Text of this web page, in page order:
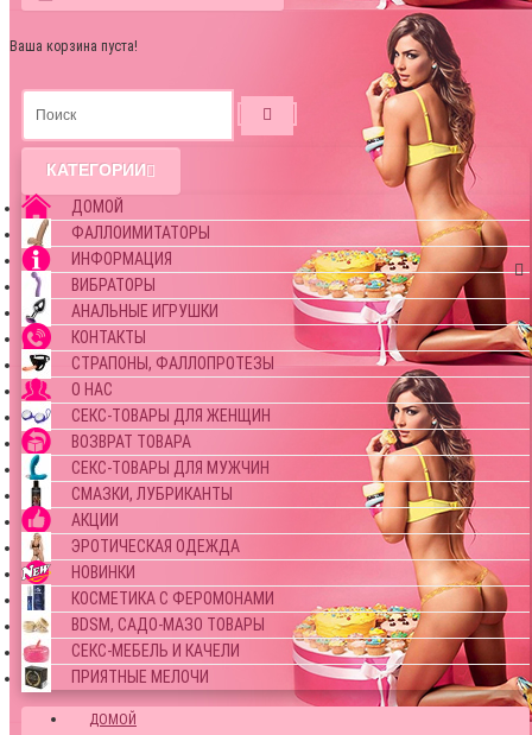
Ваша корзина пуста!
КАТЕГОРИИ
ДОМОЙ
ФАЛЛОИМИТАТОРЫ
ИНФОРМАЦИЯ
ВИБРАТОРЫ
АНАЛЬНЫЕ ИГРУШКИ
КОНТАКТЫ
СТРАПОНЫ, ФАЛЛОПРОТЕЗЫ
О НАС
СЕКС-ТОВАРЫ ДЛЯ ЖЕНЩИН
ВОЗВРАТ ТОВАРА
СЕКС-ТОВАРЫ ДЛЯ МУЖЧИН
СМАЗКИ, ЛУБРИКАНТЫ
АКЦИИ
ЭРОТИЧЕСКАЯ ОДЕЖДА
НОВИНКИ
КОСМЕТИКА С ФЕРОМОНАМИ
BDSM, САДО-МАЗО ТОВАРЫ
СЕКС-МЕБЕЛЬ И КАЧЕЛИ
ПРИЯТНЫЕ МЕЛОЧИ
ДОМОЙ